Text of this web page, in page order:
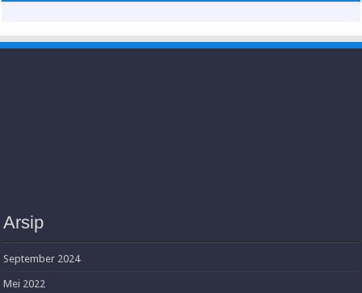
Arsip
September 2024
Mei 2022